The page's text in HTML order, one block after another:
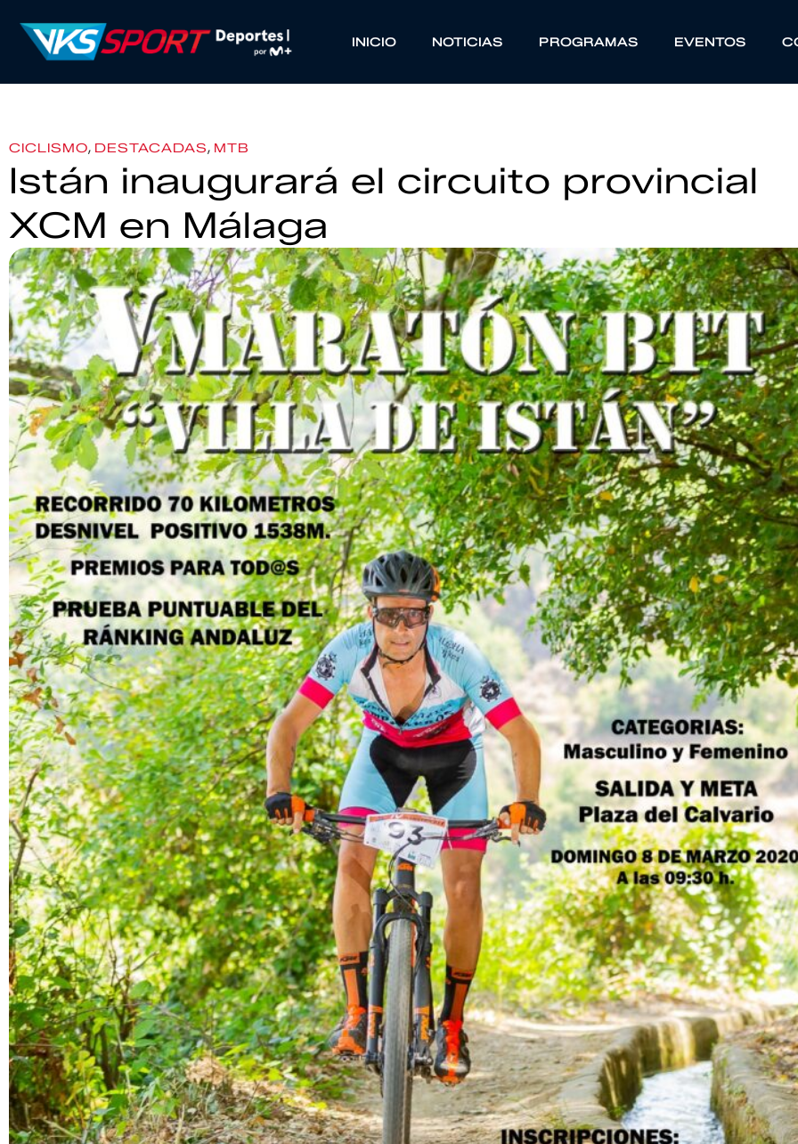
INICIO NOTICIAS PROGRAMAS EVENTOS
CICLISMO, DESTACADAS, MTB
Istán inaugurará el circuito provincial
XCM en Málaga